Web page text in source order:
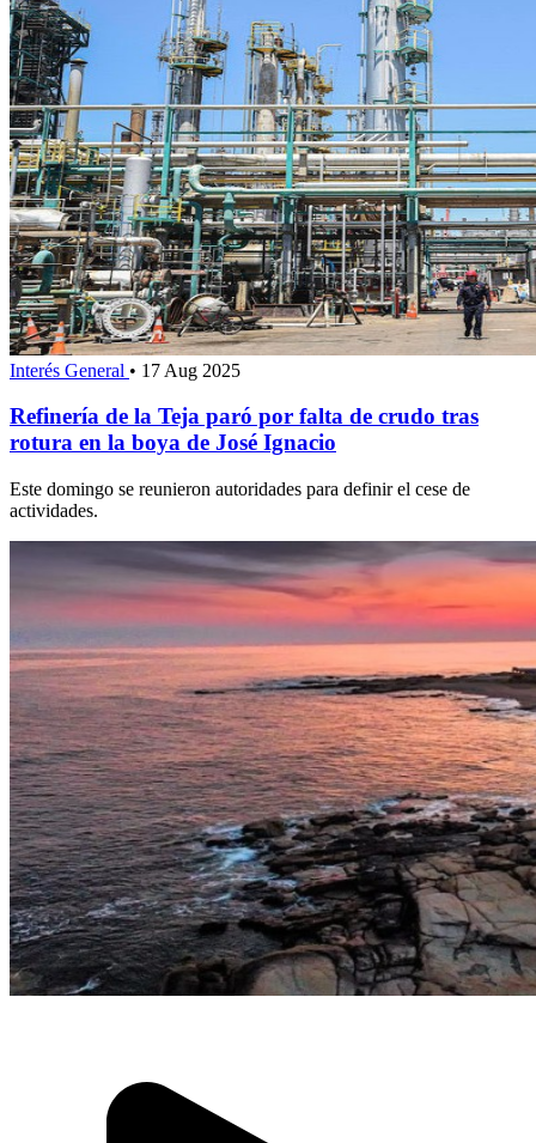
Interés General • 17 Aug 2025
Refinería de la Teja paró por falta de crudo tras
rotura en la boya de José Ignacio
Este domingo se reunieron autoridades para definir el cese de
actividades.